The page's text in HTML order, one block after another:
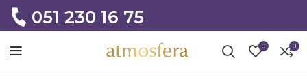
051 230 16 75
0 0